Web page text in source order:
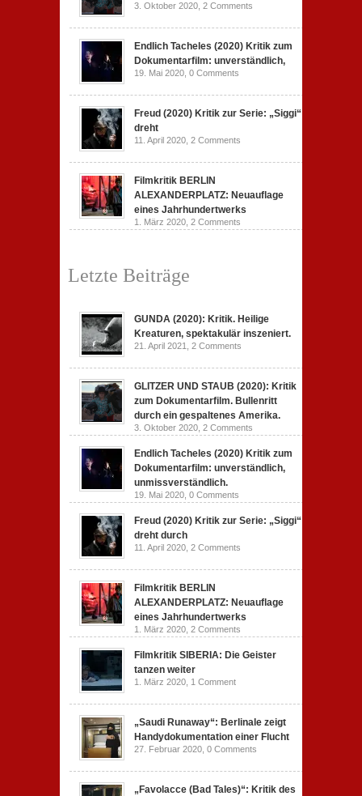
3. Oktober 2020, 2 Comments
Endlich Tacheles (2020) Kritik zum
Dokumentarfilm: unverständlich,
19. Mai 2020, 0 Comments
Freud (2020) Kritik zur Serie: „Siggi“
dreht
11. April 2020, 2 Comments
Filmkritik BERLIN
ALEXANDERPLATZ: Neuauflage
eines Jahrhundertwerks
1. März 2020, 2 Comments
Letzte Beiträge
GUNDA (2020): Kritik. Heilige
Kreaturen, spektakulär inszeniert.
21. April 2021, 2 Comments
GLITZER UND STAUB (2020): Kritik
zum Dokumentarfilm. Bullenritt
durch ein gespaltenes Amerika.
3. Oktober 2020, 2 Comments
Endlich Tacheles (2020) Kritik zum
Dokumentarfilm: unverständlich,
unmissverständlich.
19. Mai 2020, 0 Comments
Freud (2020) Kritik zur Serie: „Siggi“
dreht durch
11. April 2020, 2 Comments
Filmkritik BERLIN
ALEXANDERPLATZ: Neuauflage
eines Jahrhundertwerks
1. März 2020, 2 Comments
Filmkritik SIBERIA: Die Geister
tanzen weiter
1. März 2020, 1 Comment
„Saudi Runaway“: Berlinale zeigt
Handydokumentation einer Flucht
27. Februar 2020, 0 Comments
„Favolacce (Bad Tales)“: Kritik des